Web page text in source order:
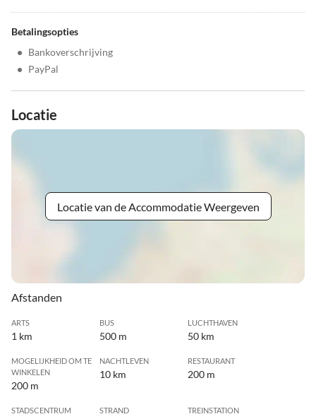
Betalingsopties
• Bankoverschrijving
• PayPal
Locatie
Locatie van de Accommodatie Weergeven
Afstanden
ARTS
1 km
BUS
500 m
LUCHTHAVEN
50 km
MOGELIJKHEID OM TE
WINKELEN
200 m
NACHTLEVEN
10 km
RESTAURANT
200 m
STADSCENTRUM STRAND TREINSTATION